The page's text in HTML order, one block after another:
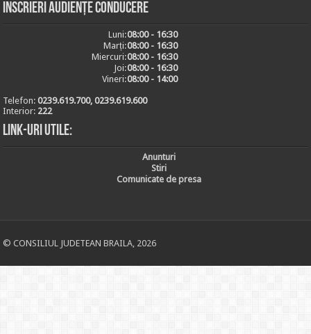
Inscrieri audiențe conducere
Luni:08:00 - 16:30
Marți:08:00 - 16:30
Miercuri:08:00 - 16:30
Joi:08:00 - 16:30
Vineri:08:00 - 14:00
Telefon:0239.619.700, 0239.619.600
Interior: 222
Link-uri utile:
Anunturi
Stiri
Comunicate de presa
© CONSILIUL JUDETEAN BRAILA, 2026